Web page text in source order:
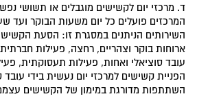
ד. מרכזי יום לקשישים מוגבלים או תשושי
המרכזים פועלים כל יום משעות הבוקר ועד
השירותים הניתנים במסגרת זו: הסעת
ארוחות בוקר וצהריים, רחצה, פעילות
עובד סוציאלי ואחות, פעילות תעסוקתית,
הפניית קשישים למרכזי יום נעשית בידי
השתתפות מדורגת במימון של הקשישים